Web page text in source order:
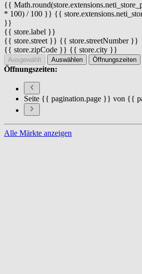
{{
* 100) / 100 }} {{
}}
{{ store.label }}
{{ store.street }} {{ store.streetNumber }}
{{ store.zipCode }} {{ store.city }}
Ausgewählt Auswählen Öffnungszeiten
Öffnungszeiten:
Seite {{ pagination.page }} von {{
Alle Märkte anzeigen